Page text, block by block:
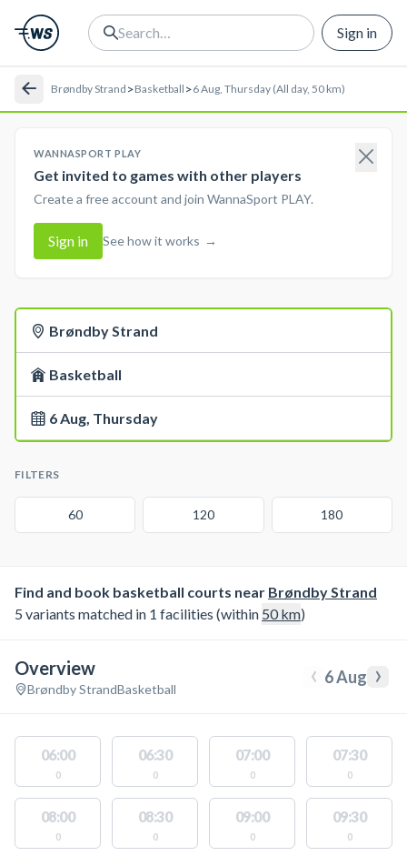
Sign in
Brøndby Strand >Basketball >6 Aug, Thursday (All day, 50 km)
WANNASPORT PLAY
Get invited to games with other players
Create a free account and join WannaSport PLAY.
Sign in See how it works →
Brøndby Strand
Basketball
6 Aug, Thursday
FILTERS
60 120 180
Find and book basketball courts near Brøndby Strand
5 variants matched in 1 facilities (within 50km)
Overview
Brøndby StrandBasketball ‹ 6 Aug ›
06:00
0
06:30
0
07:00
0
07:30
0
08:00
0
08:30
0
09:00
0
09:30
0